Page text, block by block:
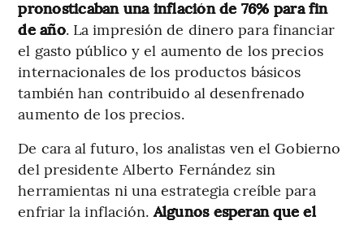
pronosticaban una inflación de 76% para fin
de año. La impresión de dinero para financiar
el gasto público y el aumento de los precios
internacionales de los productos básicos
también han contribuido al desenfrenado
aumento de los precios.
De cara al futuro, los analistas ven el Gobierno
del presidente Alberto Fernández sin
herramientas ni una estrategia creíble para
enfriar la inflación.Algunos esperan que el